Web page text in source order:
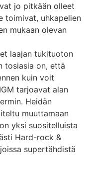
jo pitkään olleet
toimivat, uhkapelien
mukaan olevan
laajan tukituoton
tosiasia on, että
kuin voit
tarjoavat alan
Heidän
muuttamaan
yksi suositelluista
Hard-rock &
supertähdistä